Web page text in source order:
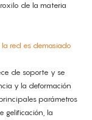
de la materia
red es demasiado
de soporte y se
y la deformación
parámetros
gelificación, la